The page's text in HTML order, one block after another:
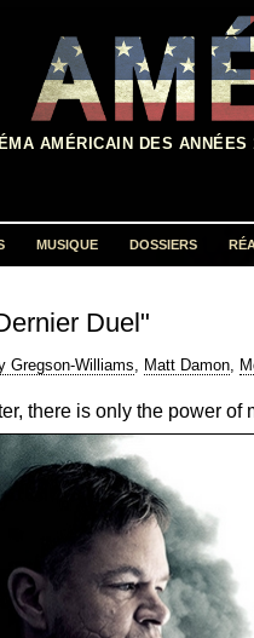
AMÉRICAIN DES ANNÉES
MUSIQUE DOSSIERS
Duel"
Gregson-Williams, Matt Damon,
there is only the power of